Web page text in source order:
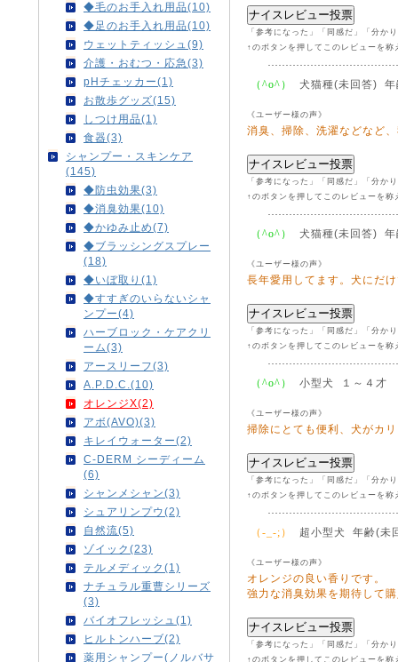
◆毛のお手入れ用品(10)
◆足のお手入れ用品(10)
ウェットティッシュ(9)
介護・おむつ・応急(3)
pHチェッカー(1)
お散歩グッズ(15)
しつけ用品(1)
食器(3)
シャンプー・スキンケア
(145)
◆防虫効果(3)
◆消臭効果(10)
◆かゆみ止め(7)
◆ブラッシングスプレー
(18)
◆いぼ取り(1)
◆すすぎのいらないシャ
ンプー(4)
ハーブロック・ケアクリ
ーム(3)
アースリーフ(3)
A.P.D.C.(10)
オレンジX(2)
アボ(AVO)(3)
キレイウォーター(2)
C-DERM シーディーム
(6)
シャンメシャン(3)
シュアリンプウ(2)
自然流(5)
ゾイック(23)
テルメディック(1)
ナチュラル重曹シリーズ
(3)
バイオフレッシュ(1)
ヒルトンハーブ(2)
薬用シャンプー(ノルバサ
「参考になった」「同感だ」「分か
↑のボタンを押してこのレビューを称
（^o^） 犬猫種(未回答) 年
《ユーザー様の声》
消臭、掃除、洗濯などなど
「参考になった」「同感だ」「分か
↑のボタンを押してこのレビューを称
（^o^） 犬猫種(未回答) 年
《ユーザー様の声》
長年愛用してます。犬にだ
「参考になった」「同感だ」「分か
↑のボタンを押してこのレビューを称
（^o^） 小型犬 １～４才
《ユーザー様の声》
掃除にとても便利、犬がカ
「参考になった」「同感だ」「分か
↑のボタンを押してこのレビューを称
（-_-;） 超小型犬 年齢(未
《ユーザー様の声》
オレンジの良い香りです。
強力な消臭効果を期待して
「参考になった」「同感だ」「分か
↑のボタンを押してこのレビューを称